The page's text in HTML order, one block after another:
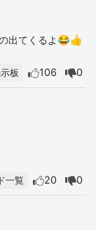
出てくるよ😂👍
板 106 0
一覧 20 0